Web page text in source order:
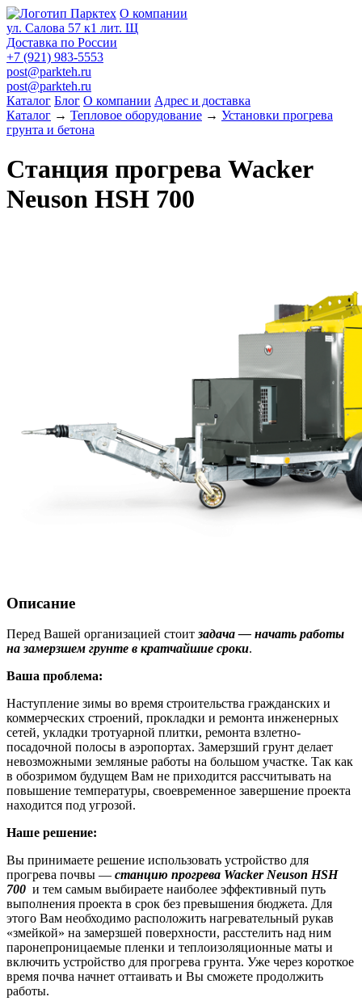
О компании
ул. Салова 57 к1 лит. Щ
Доставка по России
+7 (921) 983-5553
post@parkteh.ru
post@parkteh.ru
Каталог Блог О компании Адрес и доставка
Каталог → Тепловое оборудование → Установки прогрева
грунта и бетона
Станция прогрева Wacker
Neuson HSH 700
Описание
Перед Вашей организацией стоит задача — начать работы
на замерзшем грунте в кратчайшие сроки.
Ваша проблема:
Наступление зимы во время строительства гражданских и
коммерческих строений, прокладки и ремонта инженерных
сетей, укладки тротуарной плитки, ремонта взлетно-
посадочной полосы в аэропортах. Замерзший грунт делает
невозможными земляные работы на большом участке. Так как
в обозримом будущем Вам не приходится рассчитывать на
повышение температуры, своевременное завершение проекта
находится под угрозой.
Наше решение:
Вы принимаете решение использовать устройство для
прогрева почвы — станцию прогрева Wacker Neuson HSH
700 и тем самым выбираете наиболее эффективный путь
выполнения проекта в срок без превышения бюджета. Для
этого Вам необходимо расположить нагревательный рукав
«змейкой» на замерзшей поверхности, расстелить над ним
паронепроницаемые пленки и теплоизоляционные маты и
включить устройство для прогрева грунта. Уже через короткое
время почва начнет оттаивать и Вы сможете продолжить
работы.